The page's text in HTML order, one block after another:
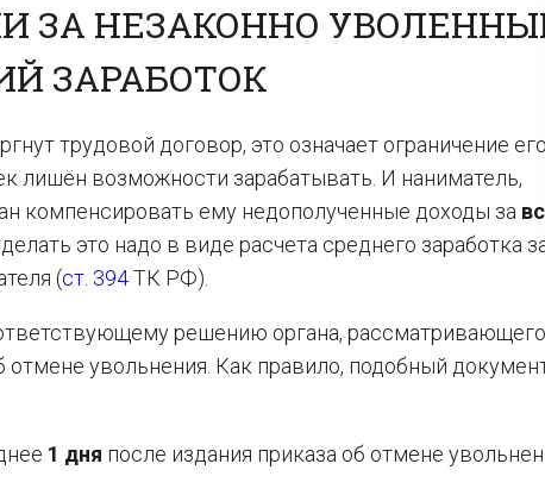
ЗА НЕЗАКОННО
ЗАРАБОТОК
трудовой договор, это означает ограничение его
лишён возможности зарабатывать. И наниматель,
компенсировать ему недополученные доходы за
это надо в виде расчета среднего заработка
(ст. 394ТК РФ).
решению органа, рассматривающего
увольнения. Как правило, подобный
1 дня после издания приказа об отмене